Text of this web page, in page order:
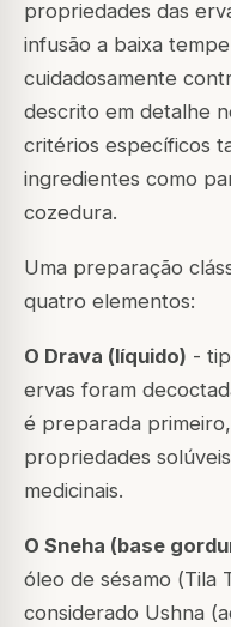
propriedades das
infusão a baixa
cuidadosamente
descrito em detalhe
critérios específicos
ingredientes como
cozedura.
Uma preparação
quatro elementos:
O Drava (líquido) -
ervas foram
é preparada
propriedades
medicinais.
O Sneha (base
óleo de sésamo (Tila
considerado Ushna